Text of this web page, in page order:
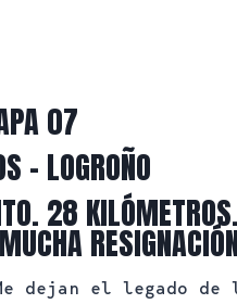
07
- LOGROÑO
28
el legado de